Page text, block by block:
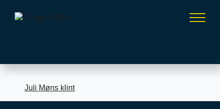
Juli Møns klint